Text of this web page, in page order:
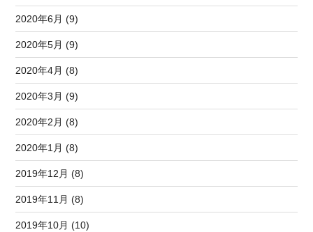
2020年6月 (9)
2020年5月 (9)
2020年4月 (8)
2020年3月 (9)
2020年2月 (8)
2020年1月 (8)
2019年12月 (8)
2019年11月 (8)
2019年10月 (10)